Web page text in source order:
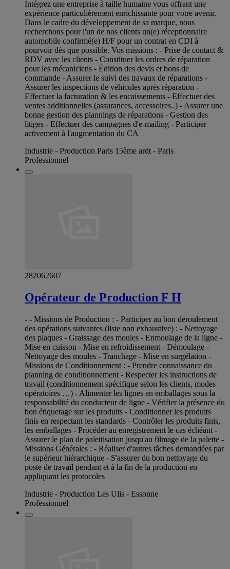
Intégrez une entreprise à taille humaine vous offrant une
expérience particulièrement enrichissante pour votre avenir.
Dans le cadre du développement de sa marque, nous
recherchons pour l'un de nos clients un(e) réceptionnaire
automobile confirmé(e) H/F pour un contrat en CDI à
pourvoir dès que possible. Vos missions : - Prise de contact &
RDV avec les clients - Constituer les ordres de réparation
pour les mécaniciens - Édition des devis et bons de
commande - Assurer le suivi des travaux de réparations -
Assurer les inspections de véhicules après réparation -
Effectuer la facturation & les encaissements - Effectuer des
ventes additionnelles (assurances, accessoires..) - Assurer une
bonne gestion des plannings de réparations - Gestion des
litiges - Effectuer des campagnes d'e-mailing - Participer
activement à l'augmentation du CA
Industrie - Production Paris 15ème ardt - Paris
Professionnel
282062607
Opérateur de Production F H
- - Missions de Production : - Participer au bon déroulement
des opérations suivantes (liste non exhaustive) : - Nettoyage
des plaques - Graissage des moules - Enmoulage de la ligne -
Mise en cuisson - Mise en refroidissement - Démoulage -
Nettoyage des moules - Tranchage - Mise en surgélation -
Missions de Conditionnement : - Prendre connaissance du
planning de conditionnement - Respecter les instructions de
travail (conditionnement spécifique selon les clients, modes
opératoires …) - Alimenter les lignes en emballages sous la
responsabilité du conducteur de ligne - Vérifier la présence du
bon étiquetage sur les produits - Conditionner les produits
finis en respectant les standards - Contrôler les produits finis,
les emballages - Procéder au enregistrement le cas échéant -
Assurer le plan de palettisation jusqu'au filmage de la palette -
Missions Générales : - Réaliser d'autres tâches demandées par
le supérieur hiérarchique - S'assurer du bon nettoyage du
poste de travail pendant et à la fin de la production en
appliquant les protocoles
Industrie - Production Les Ulis - Essonne
Professionnel